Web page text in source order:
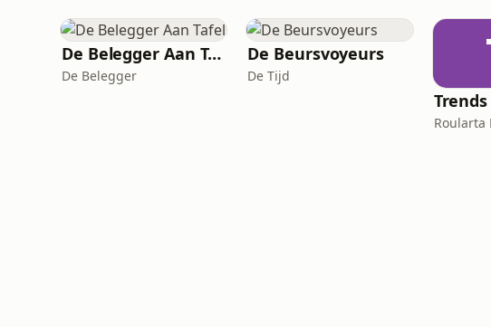
De Belegger Aan Tafel
De Belegger
De Beursvoyeurs
De Tijd